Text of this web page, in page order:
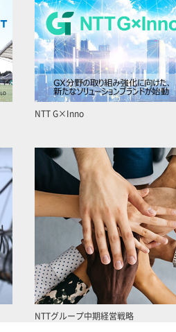
NTT G×Inno
NTTグループ中期経営戦略